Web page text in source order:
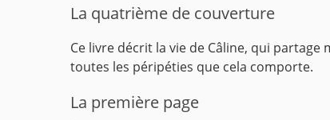
La quatrième de couverture
Ce livre décrit la vie de Câline, qui partage
toutes les péripéties que cela comporte.
La première page